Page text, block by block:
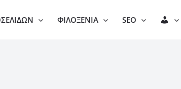
ΦΙΛΟΞΕΝΊΑ SEO